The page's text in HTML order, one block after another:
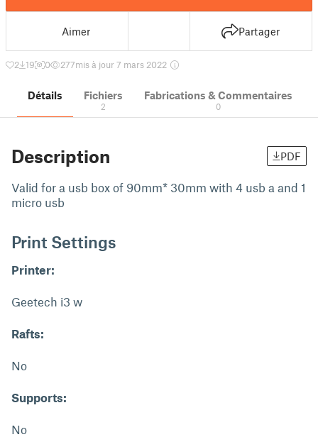
Aimer Partager
2 19 0 277mis à jour 7 mars 2022
Détails Fichiers
2
Fabrications & Commentaires
0
Description PDF
Valid for a usb box of 90mm* 30mm with 4 usb a and 1
micro usb
Print Settings
Printer:
Geetech i3 w
Rafts:
No
Supports:
No